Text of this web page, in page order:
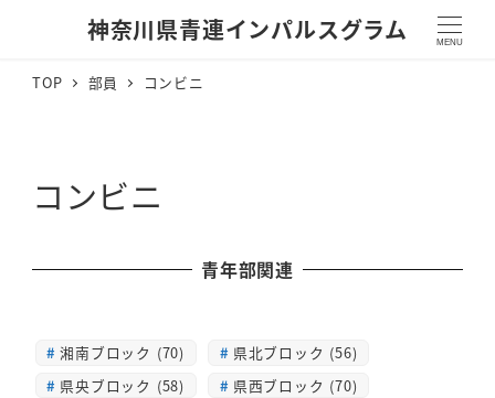
神奈川県青連インパルスグラム MENU
TOP 部員 コンビニ
コンビニ
青年部関連
湘南ブロック (70)
県北ブロック (56)
県央ブロック (58)
県西ブロック (70)